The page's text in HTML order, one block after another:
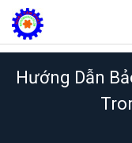
Hướng Dẫn